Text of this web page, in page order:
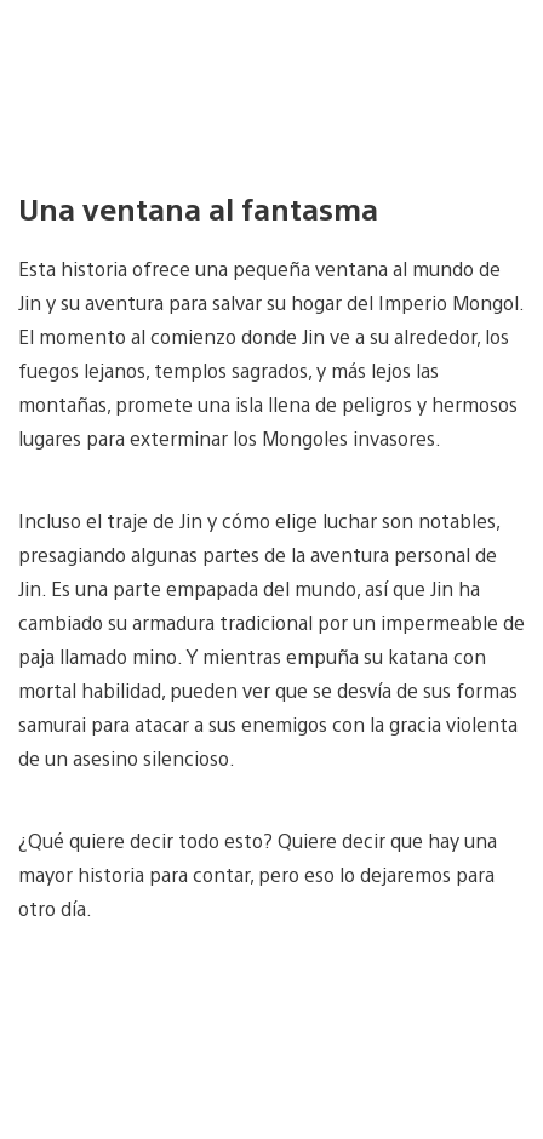
Una ventana al fantasma
Esta historia ofrece una pequeña ventana al mundo de
Jin y su aventura para salvar su hogar del Imperio Mongol.
El momento al comienzo donde Jin ve a su alrededor, los
fuegos lejanos, templos sagrados, y más lejos las
montañas, promete una isla llena de peligros y hermosos
lugares para exterminar los Mongoles invasores.
Incluso el traje de Jin y cómo elige luchar son notables,
presagiando algunas partes de la aventura personal de
Jin. Es una parte empapada del mundo, así que Jin ha
cambiado su armadura tradicional por un impermeable de
paja llamado mino. Y mientras empuña su katana con
mortal habilidad, pueden ver que se desvía de sus formas
samurai para atacar a sus enemigos con la gracia violenta
de un asesino silencioso.
¿Qué quiere decir todo esto? Quiere decir que hay una
mayor historia para contar, pero eso lo dejaremos para
otro día.